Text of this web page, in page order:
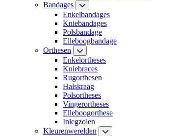
Bandages
Enkelbandages
Kniebandages
Polsbandage
Elleboogbandage
Orthesen
Enkelortheses
Kniebraces
Rugorthesen
Halskraag
Polsortheses
Vingerortheses
Elleboogorthese
Inlegzolen
Kleurenwerelden